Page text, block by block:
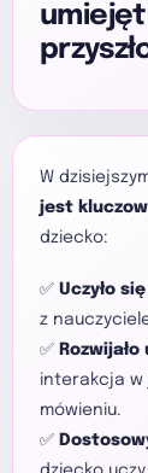
W
jest
dziecko:
✅ Uczyło
z
✅
interakcja w
mówieniu.
✅